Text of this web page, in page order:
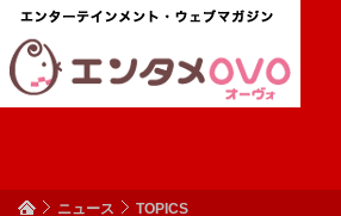
ニュース TOPICS